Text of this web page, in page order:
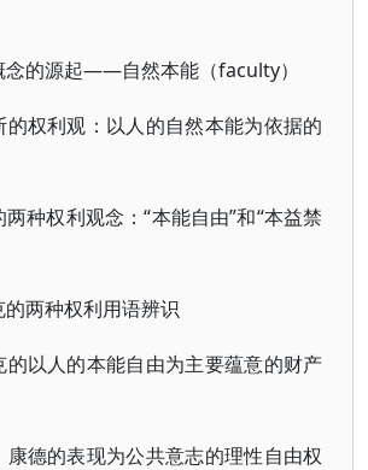
念的源起——自然本能（faculty）
的权利观：以人的自然本能为依据的
种权利观念：“本能自由”和“本益禁
的两种权利用语辨识
的以人的本能自由为主要蕴意的财产
康德的表现为公共意志的理性自由权